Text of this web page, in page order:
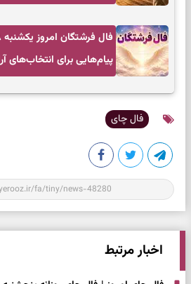
پیام‌هایی برای انتخاب‌های
فال چای
اخبار مرتبط